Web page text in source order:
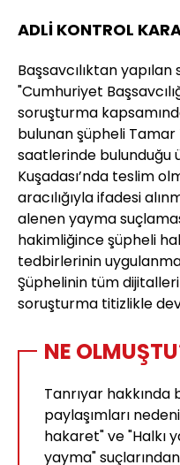
ADLİ KONTROL
Başsavcılıktan
"Cumhuriyet
soruşturma
bulunan şüpheli
saatlerinde bulunduğu
Kuşadası’nda teslim
aracılığıyla ifadesi
alenen yayma
hakimliğince şüpheli
tedbirlerinin
Şüphelinin tüm
soruşturma titizlikle
NE
Tanrıyar hakkında
paylaşımları
hakaret" ve "Halkı
yayma"